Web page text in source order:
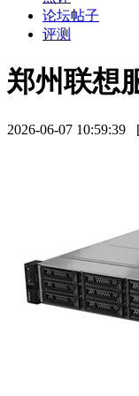
论坛帖子
评测
郑州联想
2026-06-07 10:59:39